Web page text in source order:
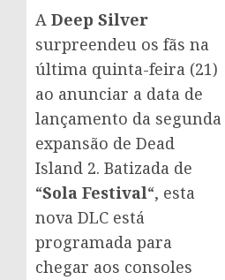
A Deep Silver
surpreendeu os fãs na
última quinta-feira (21)
ao anunciar a data de
lançamento da segunda
expansão de Dead
Island 2. Batizada de
“Sola Festival“, esta
nova DLC está
programada para
chegar aos consoles